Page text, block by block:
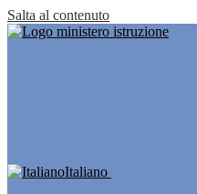
Salta al contenuto
Italiano